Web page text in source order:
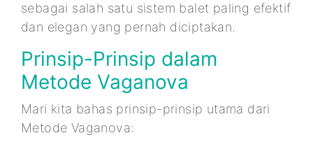
sebagai salah satu sistem balet paling efektif
dan elegan yang pernah diciptakan.
Prinsip-Prinsip dalam
Metode Vaganova
Mari kita bahas prinsip-prinsip utama dari
Metode Vaganova: